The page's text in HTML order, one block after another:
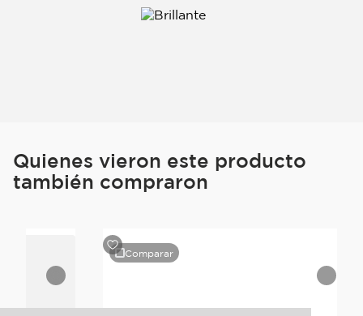
Quienes vieron este producto
también compraron
Comparar